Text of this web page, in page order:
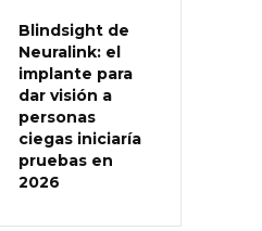
Blindsight de
Neuralink: el
implante para
dar visión a
personas
ciegas iniciaría
pruebas en
2026